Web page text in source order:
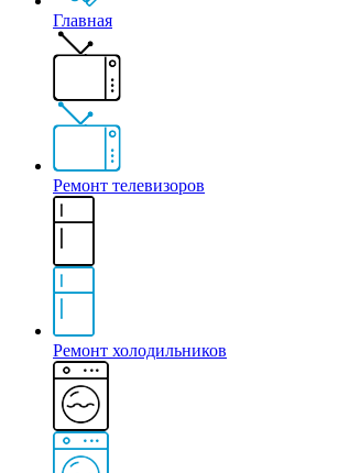
Главная
Ремонт телевизоров
Ремонт холодильников